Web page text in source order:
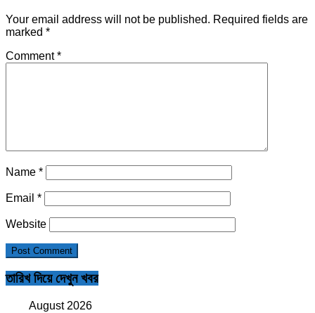
Your email address will not be published. Required fields are
marked *
Comment*
Name *
Email *
Website
তারিখ দিয়ে দেখুন খবর
August 2026